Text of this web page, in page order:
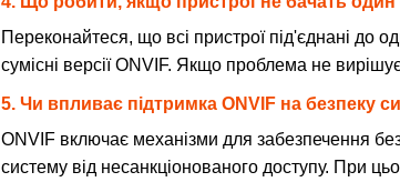
Переконайтеся, що всі пристрої під'єднані до
сумісні версії ONVIF. Якщо проблема не
5. Чи впливає підтримка ONVIF на безпеку
ONVIF включає механізми для забезпечення
систему від несанкціонованого доступу. При